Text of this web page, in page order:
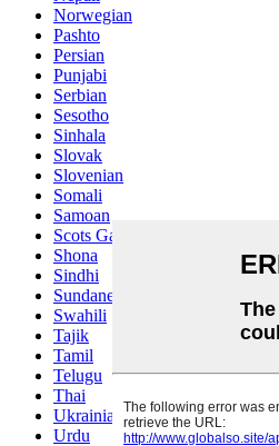
Norwegian
Pashto
Persian
Punjabi
Serbian
Sesotho
Sinhala
Slovak
Slovenian
Somali
Samoan
Scots Gaelic
Shona
Sindhi
Sundanese
Swahili
Tajik
Tamil
Telugu
Thai
Ukrainian
Urdu